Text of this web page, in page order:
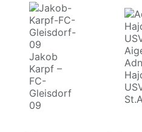
Jakob
Karpf –
FC-
Gleisdorf
09